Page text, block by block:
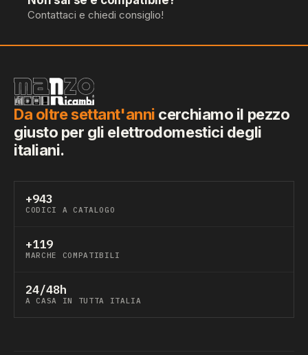
Contattaci e chiedi consiglio!
Da oltre settant'anni cerchiamo il pezzo
giusto per gli elettrodomestici degli
italiani.
+943
CODICI A CATALOGO
+119
MARCHE COMPATIBILI
24/48h
A CASA IN TUTTA ITALIA